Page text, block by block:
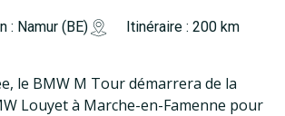
: Namur (BE) Itinéraire : 200 km
le BMW M Tour démarrera de la
Louyet à Marche-en-Famenne pour